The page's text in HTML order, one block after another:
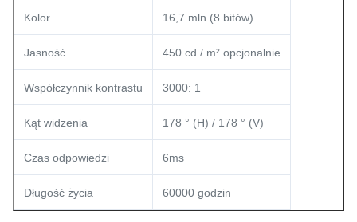
Kolor 16,7 mln (8 bitów)
Jasność 450 cd / m² opcjonalnie
Współczynnik kontrastu 3000: 1
Kąt widzenia 178 ° (H) / 178 ° (V)
Czas odpowiedzi 6ms
Długość życia 60000 godzin